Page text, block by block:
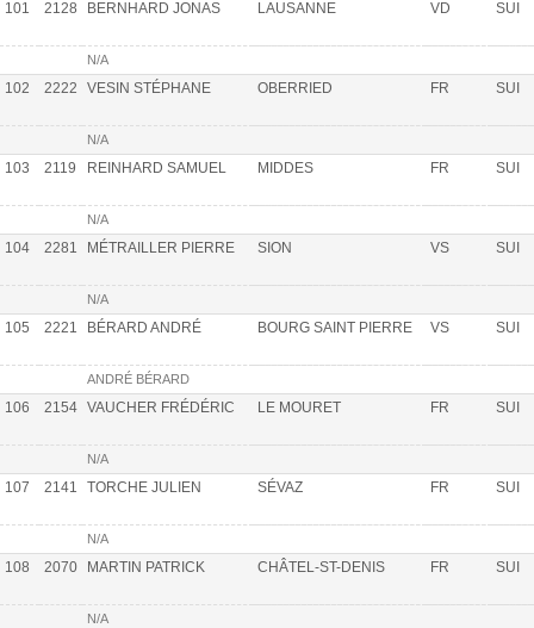
101 2128 BERNHARD JONAS LAUSANNE VD SUI
N/A
102 2222 VESIN STÉPHANE OBERRIED FR SUI
N/A
103 2119 REINHARD SAMUEL MIDDES FR SUI
N/A
104 2281 MÉTRAILLER PIERRE SION VS SUI
N/A
105 2221 BÉRARD ANDRÉ BOURG SAINT PIERRE VS SUI
ANDRÉ BÉRARD
106 2154 VAUCHER FRÉDÉRIC LE MOURET FR SUI
N/A
107 2141 TORCHE JULIEN SÉVAZ FR SUI
N/A
108 2070 MARTIN PATRICK CHÂTEL-ST-DENIS FR SUI
N/A